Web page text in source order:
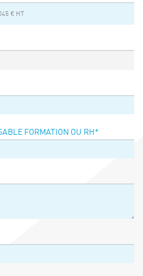
ON GREEN
€ HT
FORMATION OU RH *